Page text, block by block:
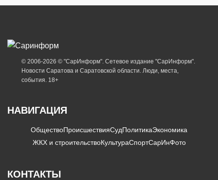
© 2006-2026 © "СарИнформ". Сетевое издание "СарИнформ".
Новости Саратова и Саратовской области. Люди, места,
события. 18+
НАВИГАЦИЯ
ОбществоПроисшествияСудПолитикаЭкономика
ЖКХ и строительствоКультураСпортСарИнФото
КОНТАКТЫ